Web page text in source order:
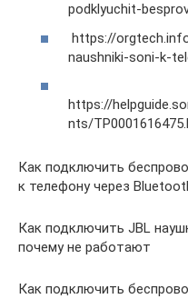
podklyuchit-
https://
naushniki-soni-k-
https://
nts/
Как подключить
к телефону через
Как подключить JBL
почему не работают
Как подключить